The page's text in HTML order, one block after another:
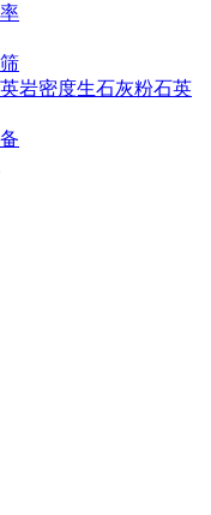
岩密度生石灰粉石英